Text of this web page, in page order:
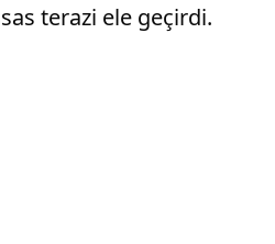
terazi ele geçirdi.